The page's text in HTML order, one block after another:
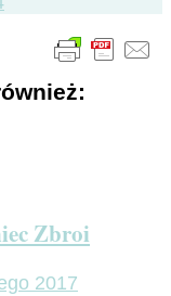
Zbroi
2017